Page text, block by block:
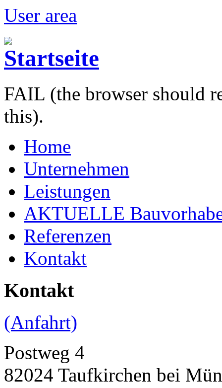
User area
FAIL (the browser should
this).
Home
Unternehmen
Leistungen
AKTUELLE
Referenzen
Kontakt
Kontakt
(Anfahrt)
Postweg 4
82024 Taufkirchen bei